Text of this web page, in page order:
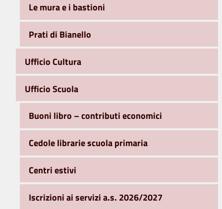
Le mura e i bastioni
Prati di Bianello
Ufficio Cultura
Ufficio Scuola
Buoni libro – contributi economici
Cedole librarie scuola primaria
Centri estivi
Iscrizioni ai servizi a.s. 2026/2027